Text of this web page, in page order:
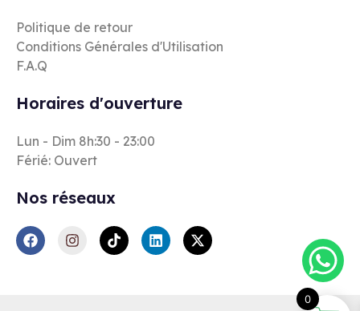
Politique de retour
Conditions Générales d'Utilisation
F.A.Q
Horaires d'ouverture
Lun - Dim 8h:30 - 23:00
Férié: Ouvert
Nos réseaux
0